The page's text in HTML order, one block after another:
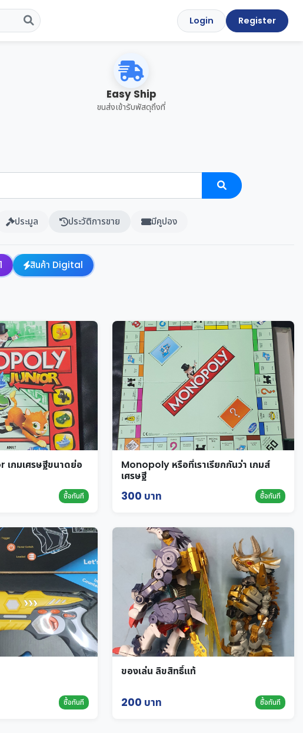
Login Register
Easy Ship
ขนส่งเข้ารับพัสดุถึงที่
ประมูล ประวัติการขาย มีคูปอง
สินค้า Digital
กมเศรษฐีขนาดย่อ
ซื้อทันที
Monopoly หรือที่เราเรียกกันว่า เกมส์
เศรษฐี
300 บาท ซื้อทันที
ซื้อทันที
ของเล่น ลิขสิทธิ์แท้
200 บาท ซื้อทันที